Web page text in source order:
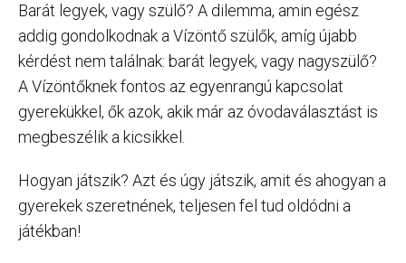
Barát legyek, vagy szülő? A dilemma, amin egész
addig gondolkodnak a Vízöntő szülők, amíg újabb
kérdést nem találnak: barát legyek, vagy nagyszülő?
A Vízöntőknek fontos az egyenrangú kapcsolat
gyerekükkel, ők azok, akik már az óvodaválasztást is
megbeszélik a kicsikkel.
Hogyan játszik? Azt és úgy játszik, amit és ahogyan a
gyerekek szeretnének, teljesen fel tud oldódni a
játékban!